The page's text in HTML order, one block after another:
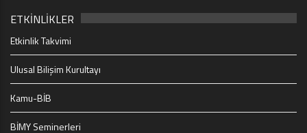
ETKİNLİKLER
Etkinlik Takvimi
Ulusal Bilişim Kurultayı
Kamu-BİB
BİMY Seminerleri